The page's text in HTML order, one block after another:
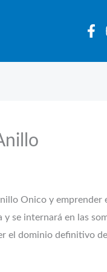
Onico y emprender
se internará en las
el dominio definitivo